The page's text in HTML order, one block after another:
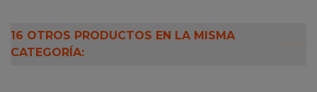
16 OTROS PRODUCTOS EN LA MISMA
CATEGORÍA: